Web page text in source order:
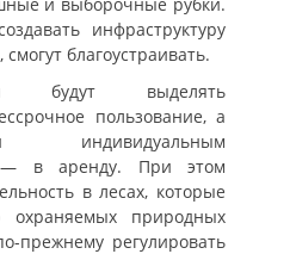
инфраструктуру
благоустраивать.
будут выделять
пользование, а
— в аренду. При этом
в лесах, которые
охраняемых природных
прежнему регулировать